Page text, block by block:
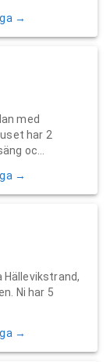
→
med
har 2
oc...
→
Hällevikstrand,
Ni har 5
→